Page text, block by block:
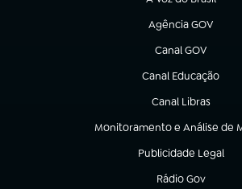
(abre em nova aba)
Agência GOV
(abre em nova aba)
Canal GOV
(abre em nova aba)
Canal Educação
(abre em nova aba)
Canal Libras
(abre em nova aba)
Monitoramento e Análise de
(abre em nova aba)
Publicidade Legal
(abre em nova aba)
Rádio Gov
(abre em nova aba)